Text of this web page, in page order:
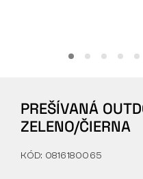
O NÁS
PREŠÍVANÁ
ZELENO/ČIERNA
KÓD: 0816180065